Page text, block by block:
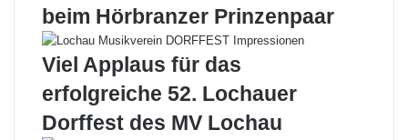
beim Hörbranzer Prinzenpaar
Viel Applaus für das
erfolgreiche 52. Lochauer
Dorffest des MV Lochau